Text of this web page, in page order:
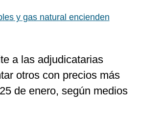
y gas natural encienden
a las adjudicatarias
otros con precios más
de enero, según medios